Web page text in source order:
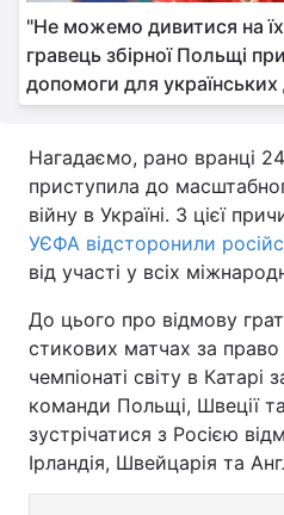
"Не можемо дивитися на
гравець збірної Польщі
допомоги для українських
Нагадаємо, рано вранці
приступила до
війну в Україні. З цієї
УЄФА відсторонили
від участі у всіх
До цього про відмову
стикових матчах за
чемпіонаті світу в Катарі
команди Польщі, Швеції
зустрічатися з Росією
Ірландія, Швейцарія та